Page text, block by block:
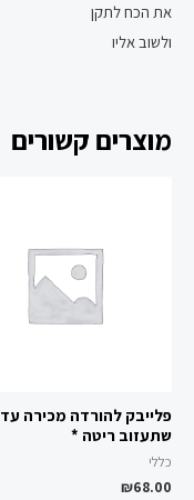
את הכח לתקן
ולשוב אליו
מוצרים קשורים
פלייבק להורדה מכירה עד
שתעזוב ריטה *
כללי
₪68.00